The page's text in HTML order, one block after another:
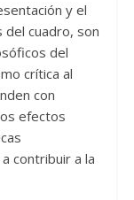
y el
cuadro, son
del
crítica al
con
efectos
contribuir a la